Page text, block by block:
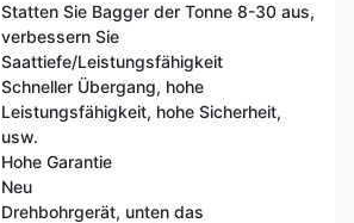
Statten Sie Bagger der Tonne 8-30 aus,
verbessern Sie
Saattiefe/Leistungsfähigkeit
Schneller Übergang, hohe
Leistungsfähigkeit, hohe Sicherheit,
usw.
Hohe Garantie
Neu
Drehbohrgerät, unten das